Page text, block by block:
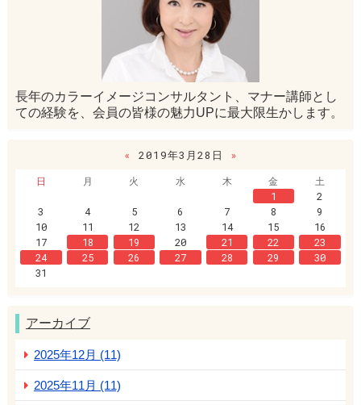
長年のカラーイメージコンサルタント、マナー講師とし
ての経験を、会員の皆様の魅力UPに最大限生かします。
« 2019年3月28日
»
日
月 火 水 木 金
土
1
2
3
4 5 6 7 8
9
10
11 12 13 14 15
16
17
18 19 20 21 22
23
24
25 26 27 28 29
30
31
アーカイブ
2025年12月 (11)
2025年11月 (11)